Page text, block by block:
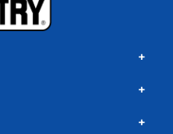
+
+
+